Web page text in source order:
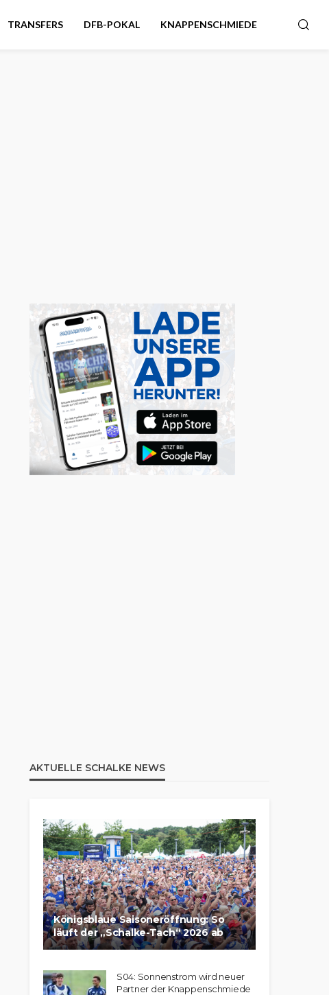
TRANSFERS DFB-POKAL KNAPPENSCHMIEDE
AKTUELLE SCHALKE NEWS
Königsblaue Saisoneröffnung: So
läuft der „Schalke-Tach“ 2026 ab
S04: Sonnenstrom wird neuer
Partner der Knappenschmiede